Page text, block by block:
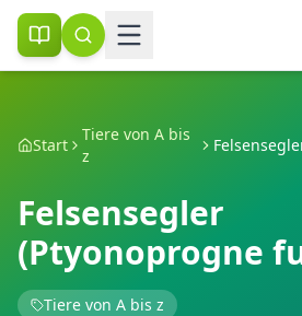
Start
Tiere von A bis
z
Felsensegler
(Ptyonoprogne
Tiere von A bis z